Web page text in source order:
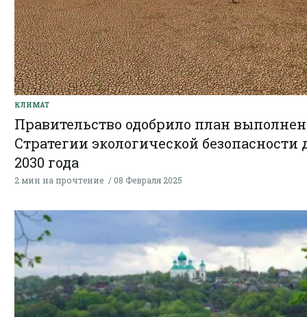
КЛИМАТ
Правительство одобрило план
Стратегии экологической безопасности
2030 года
2 мин на прочтение 08 Февраля 2025